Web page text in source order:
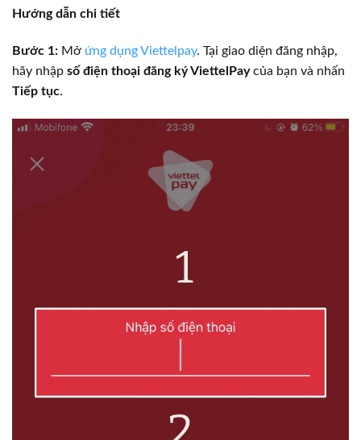
Hướng dẫn chi tiết
Bước 1: Mở ứng dụng Viettelpay. Tại giao diện đăng nhập,
hãy nhập số điện thoại đăng ký ViettelPaycủa bạn và nhấn
Tiếp tục.